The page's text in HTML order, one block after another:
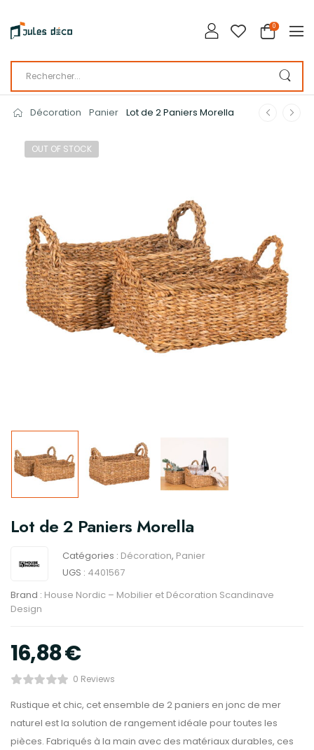
0
Décoration Panier Lot de 2 Paniers Morella
OUT OF STOCK
Lot de 2 Paniers Morella
Catégories : Décoration, Panier
UGS : 4401567
Brand : House Nordic – Mobilier et Décoration Scandinave
Design
16,88€
0 Reviews
Rustique et chic, cet ensemble de 2 paniers en jonc de mer
naturel est la solution de rangement idéale pour toutes les
pièces. Fabriqués à la main avec des matériaux durables, ces